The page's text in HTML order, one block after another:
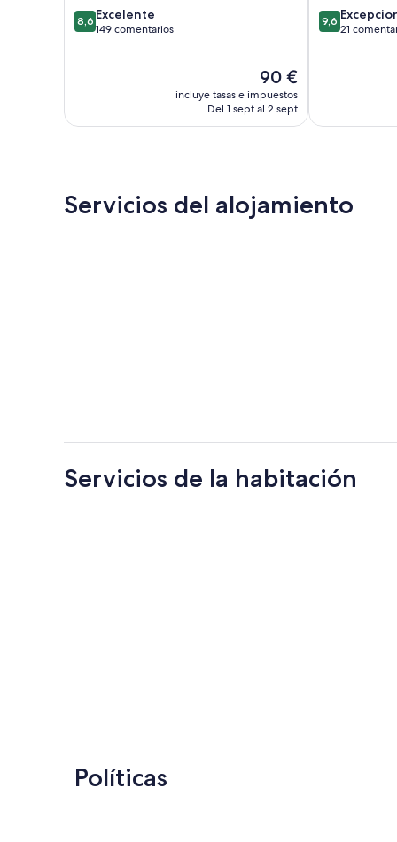
8.6
sobre
8,6 Excelente
149 comentarios
El
precio
actual
90 €
incluye tasas e impuestos
Del 1 sept al 2 sept
9.6
sobre
9,6
21
Servicios del alojamiento
Servicios de la habitación
Políticas